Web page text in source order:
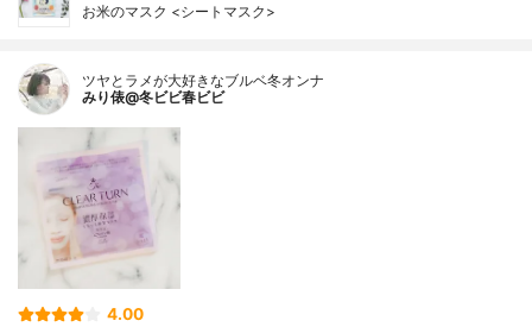
お米のマスク <シートマスク>
ツヤとラメが大好きなブルベ冬オンナ
みり俵@冬ビビ春ビビ
4.00